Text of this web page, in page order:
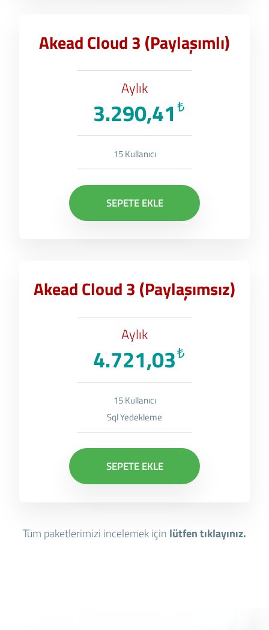
Akead Cloud 3 (Paylaşımlı)
Aylık
₺
3.290,41
15 Kullanıcı
SEPETE EKLE
Akead Cloud 3 (Paylaşımsız)
Aylık
₺
4.721,03
15 Kullanıcı
Sql Yedekleme
SEPETE EKLE
Tüm paketlerimizi incelemek için lütfen tıklayınız.